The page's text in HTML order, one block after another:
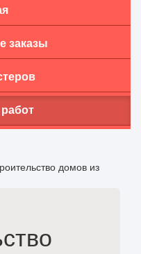
заказы
домов из